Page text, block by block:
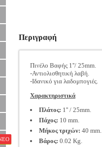
Περιγραφή
Πινέλο Βαφής 1''/ 25mm.
-Αντιολισθητική λαβή.
-Ιδανικό για λαδομπογιές.
Χαρακτηριστικά
Πλάτος: 1'' / 25mm.
Πάχος: 10 mm.
Μήκος τριχών: 40 mm.
Βάρος: 0.02 Kg.